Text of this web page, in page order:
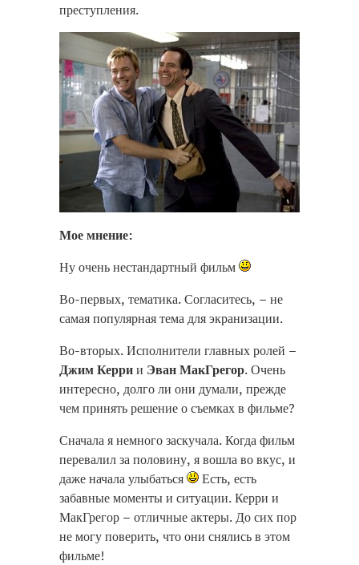
преступления.
Мое мнение:
Ну очень нестандартный фильм
Во-первых, тематика. Согласитесь, – не
самая популярная тема для экранизации.
Во-вторых. Исполнители главных ролей –
Джим Керрии Эван МакГрегор. Очень
интересно, долго ли они думали, прежде
чем принять решение о съемках в фильме?
Сначала я немного заскучала. Когда фильм
перевалил за половину, я вошла во вкус, и
даже начала улыбаться
Есть, есть
забавные моменты и ситуации. Керри и
МакГрегор – отличные актеры. До сих пор
не могу поверить, что они снялись в этом
фильме!